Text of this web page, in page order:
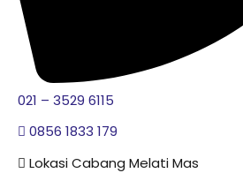
021 – 3529 6115
0856 1833 179
Lokasi Cabang Melati Mas